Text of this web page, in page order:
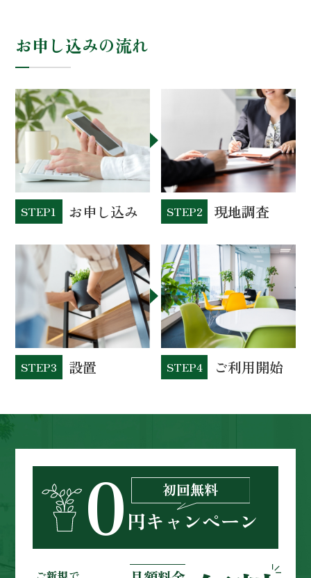
お申し込みの流れ
STEP1 お申し込み STEP2 現地調査
STEP3 設置 STEP4 ご利用開始
初回無料
0円キャンペーン